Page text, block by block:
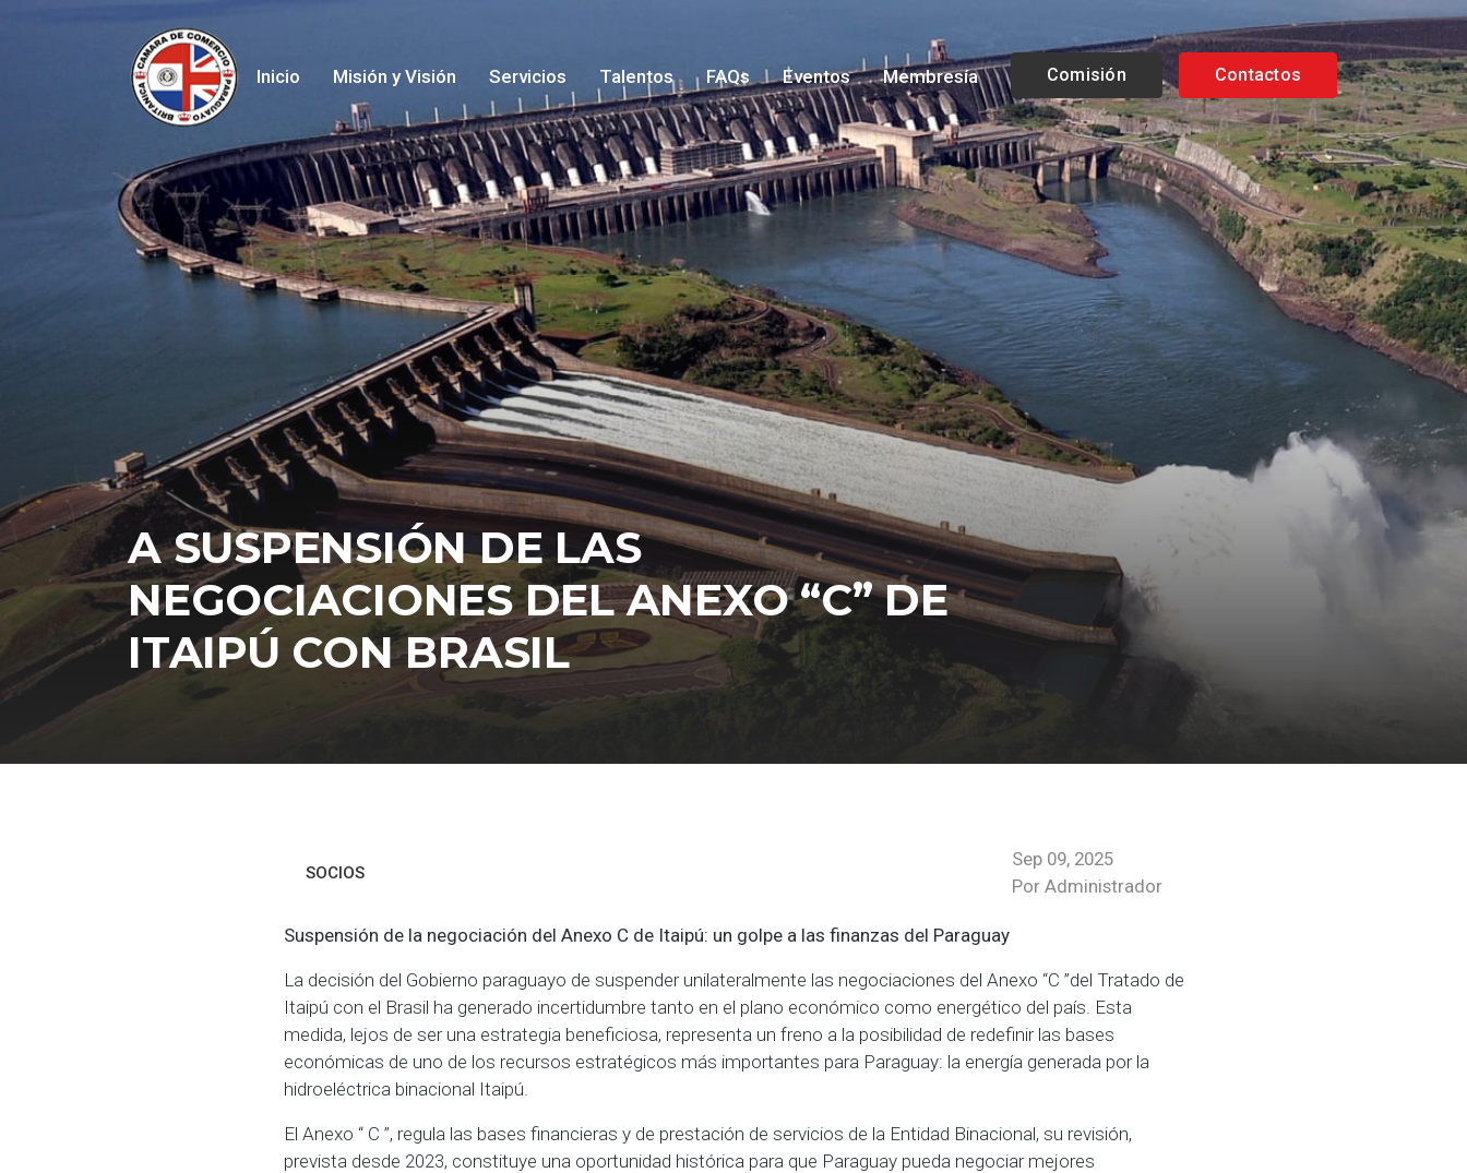
Inicio Misión y Visión Servicios Talentos FAQs Eventos Membresía Comisión Contactos
A SUSPENSIÓN DE LAS
NEGOCIACIONES DEL ANEXO “C” DE
ITAIPÚ CON BRASIL
SOCIOS
Sep 09, 2025
Por Administrador
Suspensión de la negociación del Anexo C de Itaipú: un golpe a las finanzas del Paraguay
La decisión del Gobierno paraguayo de suspender unilateralmente las negociaciones del Anexo “C ”del Tratado de
Itaipú con el Brasil ha generado incertidumbre tanto en el plano económico como energético del país. Esta
medida, lejos de ser una estrategia beneficiosa, representa un freno a la posibilidad de redefinir las bases
económicas de uno de los recursos estratégicos más importantes para Paraguay: la energía generada por la
hidroeléctrica binacional Itaipú.
El Anexo “ C ”, regula las bases financieras y de prestación de servicios de la Entidad Binacional, su revisión,
prevista desde 2023, constituye una oportunidad histórica para que Paraguay pueda negociar mejores